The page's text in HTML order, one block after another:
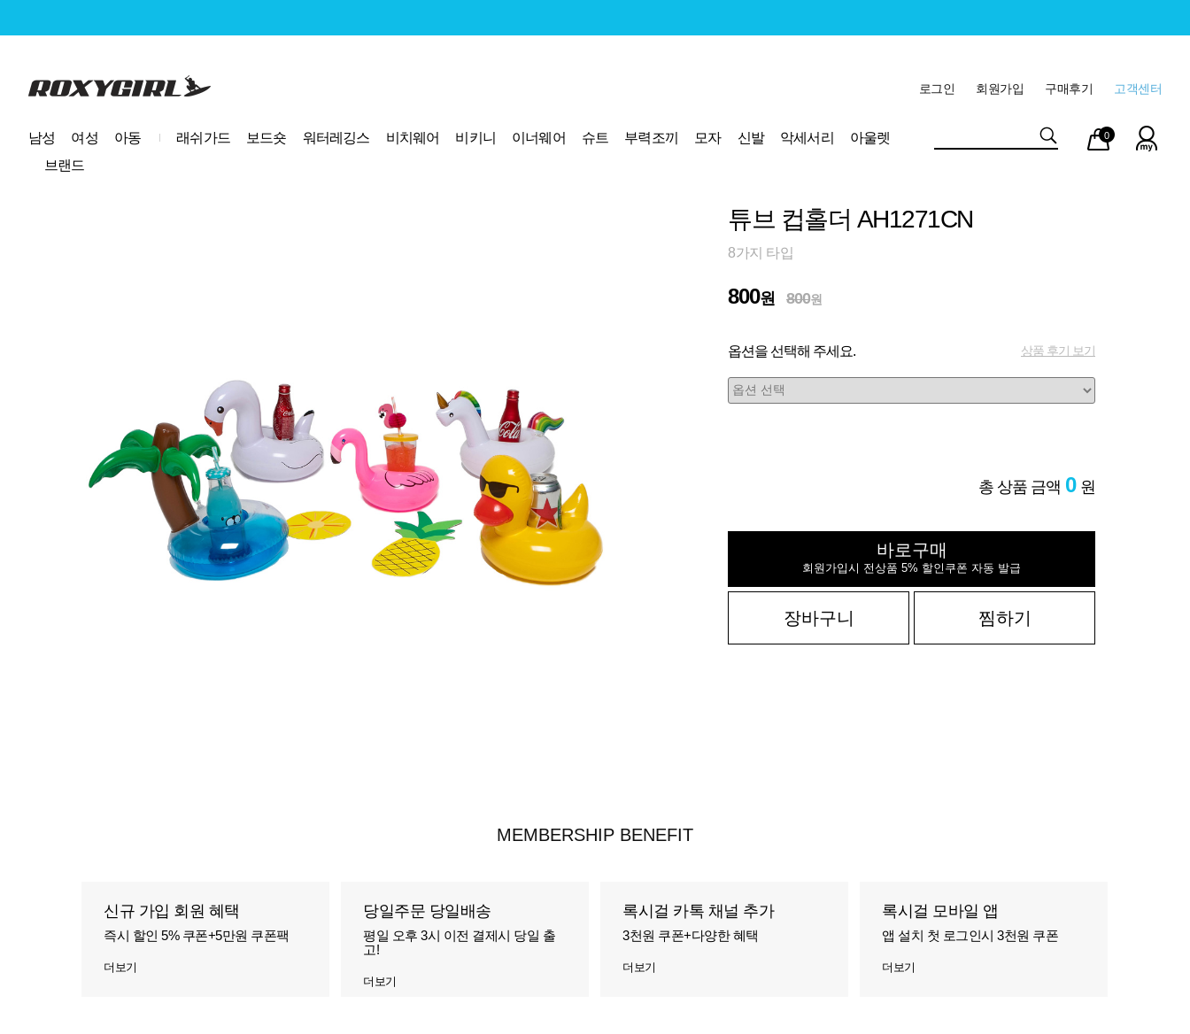
로고 고객센터
구매후기
회원가입
로그인
남성 여성 아동 래쉬가드 보드숏 워터레깅스 비치웨어 비키니 이너웨어 슈트 부력조끼 모자 신발 악세서리
아울렛
브랜드
마이
페이
장바
구니
0
튜브 컵홀더 AH1271CN
8가지 타입
800원 800원
옵션을 선택해 주세요. 상품 후기 보기
총 상품 금액 0 원
바로구매
회원가입시 전상품 5% 할인쿠폰 자동 발급
장바구니 찜하기
MEMBERSHIP BENEFIT
신규 가입 회원 혜택
즉시 할인 5% 쿠폰+5만원 쿠폰팩
더보기
당일주문 당일배송
평일 오후 3시 이전 결제시 당일 출
고!
더보기
록시걸 카톡 채널 추가
3천원 쿠폰+다양한 혜택
더보기
록시걸 모바일 앱
앱 설치 첫 로그인시 3천원 쿠폰
더보기